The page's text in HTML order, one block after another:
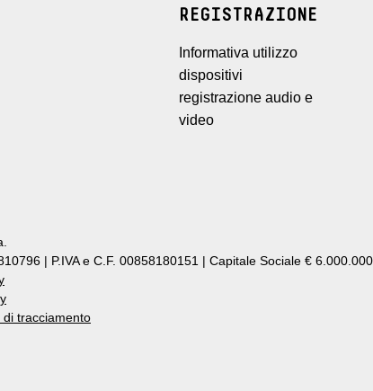
REGISTRAZIONE
Informativa utilizzo
dispositivi
registrazione audio e
video
| P.IVA e C.F. 00858180151 | Capitale Sociale €
di tracciamento